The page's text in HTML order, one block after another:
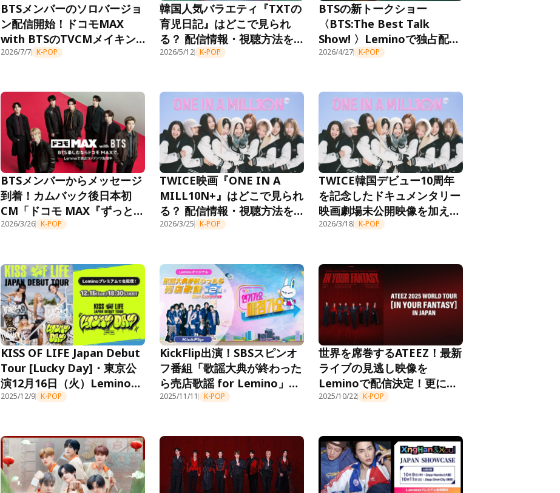
BTSメンバーのソロバージョ
ン配信開始！ドコモMAX
with BTSのTVCMメイキン
グ映像をLeminoで独占配信
2026/7/7 K-POP
韓国人気バラエティ『TXTの
育児日記』はどこで見られ
る？ 配信情報・視聴方法を
紹介
2026/5/12 K-POP
BTSの新トークショー
〈BTS:The Best Talk
Show! 〉Leminoで独占配信
中。ドコモMAX with BTSの
2026/4/27 K-POP
BTSメンバーからメッセージ
到着！カムバック後日本初
CM「ドコモ MAX『ずっと一
緒に』」編がオンエア開始。
2026/3/26 K-POP
TWICE映画『ONE IN A
MILL10N+』はどこで見られ
る？ 配信情報・視聴方法を
紹介
2026/3/25 K-POP
TWICE韓国デビュー10周年
を記念したドキュメンタリー
映画劇場未公開映像を加えた
再編集版「ONE IN A
定！
2026/3/18 K-POP
KISS OF LIFE Japan Debut
Tour [Lucky Day]・東京公
演12月16日（火）Leminoプ
レミアムにて生配信決定！
2025/12/9 K-POP
KickFlip出演！SBSスピンオ
フ番組「歌謡大典が終わった
ら売店歌謡 for Lemino」第
2弾、11月11日よりLemino
2025/11/11 K-POP
世界を席巻するATEEZ！最新
ライブの見逃し映像を
Leminoで配信決定！更にプ
レゼントキャンペーン第2弾
2025/10/22 K-POP